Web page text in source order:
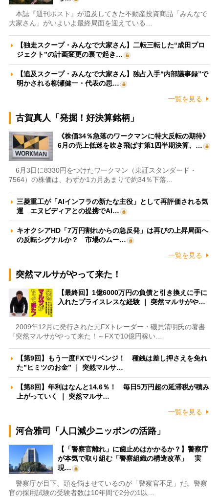
本誌『週刊ポスト』が追及してきた不動産投資商品「みんなで
大家さん」がいよいよ最終局面を迎えている…
【独走スクープ・みんなで大家さん】二転三転した“成田プロ
ジェクト”の計画変更の裏で起き…
【追及スクープ・みんなで大家さん】独占入手“内部議事録”で
明かされる柳瀬健一・代表の思…
一覧を見る
古賀真人「発掘！好決算銘柄」
《株価34％急落のワークマンに特大反転の期待》
6月の売上低迷を吹き飛ばす第1四半期決算、…
6月3日に8330円をつけたワークマン（東証スタンダード・
7564）の株価は、わずか1カ月あまりで約34％下落…
三菱重工が「AIインフラの新たな主役」として再評価される気
運 エヌビディアとの提携でAI…
キオクシアHD「7万円割れからの急反発」は再びの上昇局面へ
の反転シグナルか？ 市場のムー…
一覧を見る
突然マルサがやって来た！
【最終回】1億6000万円の負債と引き換えに手に
入れたプライスレスな経験 ｜ 突然マルサがや…
2009年12月に発行された元FXトレーダー・磯貝清明氏の著書
『突然マルサがやって来た！～FXで10億円稼い…
【第9回】もう一度FXでリベンジ！ 種銭は差し押さえを免れ
た”ヒミツのお金” ｜ 突然マルサ…
【第8回】年利はなんと14.6％！ 毎日5万円超の延滞税が積み
上がっていく ｜ 突然マルサ…
一覧を見る
河合雅司「人口減少ニッポンの活路」
【「警察官離れ」に歯止めはかかるか？】警察庁
が本気で取り組む「警察組織の構造改革」 実
現…
警察庁が目下、頭を悩ませているのが「警察官不足」だ。警察
官の採用試験の受験者数は10年間で2分の1以…